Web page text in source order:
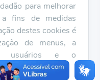
para melhorar
fins de medidas
destes cookies é
de menus, a
usuários e o